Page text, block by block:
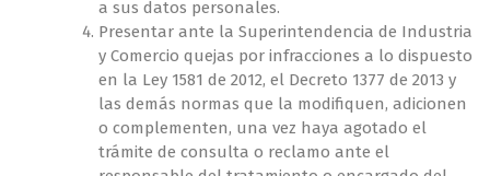
a sus datos personales.
Presentar ante la Superintendencia de Industria
y Comercio quejas por infracciones a lo dispuesto
en la Ley 1581 de 2012, el Decreto 1377 de 2013 y
las demás normas que la modifiquen, adicionen
o complementen, una vez haya agotado el
trámite de consulta o reclamo ante el